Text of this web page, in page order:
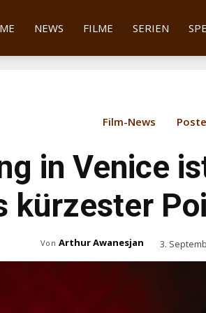
NEWS FILME SERIEN
Film-News
in Venice
kürzester
Von Arthur Awanesjan 3.